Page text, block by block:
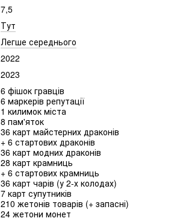
7,5
Тут
Легше середнього
2022
2023
6 фішок гравців
6 маркерів репутації
1 килимок міста
8 пам'яток
36 карт майстерних драконів
+ 6 стартових драконів
36 карт модних драконів
28 карт крамниць
+ 6 стартових крамниць
36 карт чарів (у 2-х колодах)
7 карт супутників
210 жетонів товарів (+ запасні)
24 жетони монет